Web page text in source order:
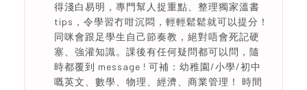
得淺白易明，專門幫人捉重點、整理獨家溫書
tips，令學習冇咁沉悶，輕輕鬆鬆就可以提分！
同咪會跟足學生自己節奏教，絕對唔會死記硬
塞、強灌知識。課後有任何疑問都可以問，隨
時都覆到 message ! 可補：幼稚園/小學/初中
嘅英文、數學、物理、經濟、商業管理！ 時間